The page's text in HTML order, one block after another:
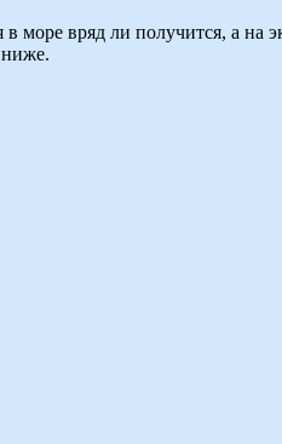
вряд ли получится, а на